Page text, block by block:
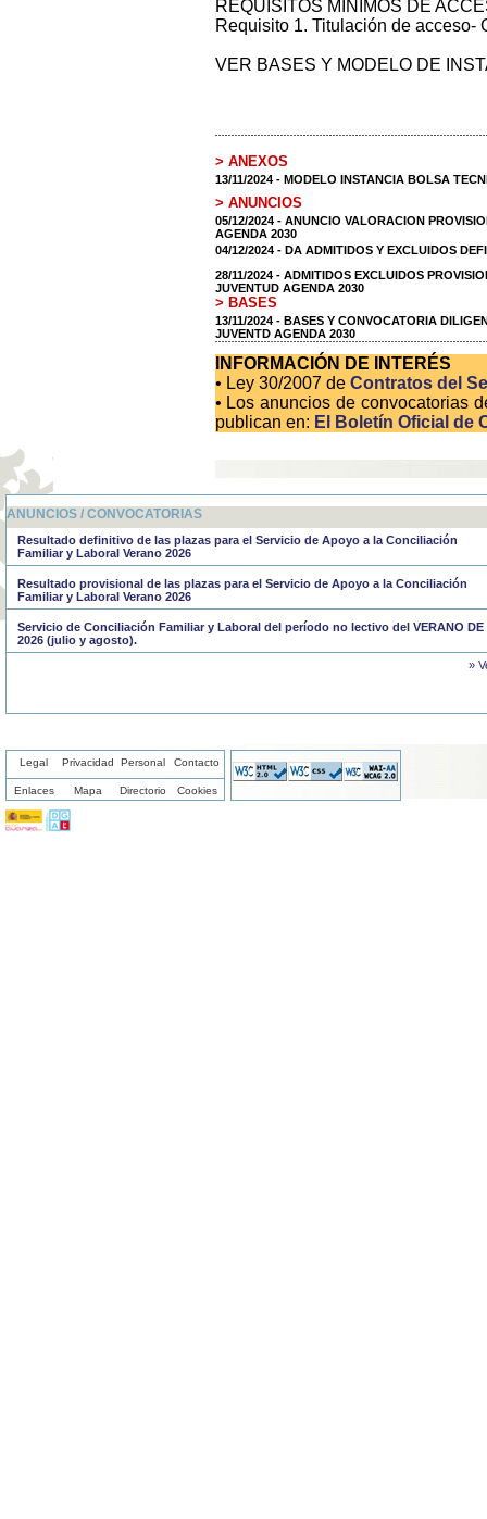
REQUISITOS MÍNIMOS DE
Requisito 1. Titulación de acceso-
VER BASES Y MODELO DE
> ANEXOS
13/11/2024 - MODELO INSTANCIA BOLSA
> ANUNCIOS
05/12/2024 - ANUNCIO VALORACION
AGENDA 2030
04/12/2024 - DA ADMITIDOS Y EXCLUIDOS
28/11/2024 - ADMITIDOS EXCLUIDOS
JUVENTUD AGENDA 2030
> BASES
13/11/2024 - BASES Y CONVOCATORIA
JUVENTD AGENDA 2030
INFORMACIÓN DE INTERÉS
• Ley 30/2007 deContratos del
• Los anuncios de convocatorias
publican en: El Boletín Oficial de
ANUNCIOS / CONVOCATORIAS
Resultado definitivo de las plazas para el Servicio de Apoyo a la Conciliación
Familiar y Laboral Verano 2026
Resultado provisional de las plazas para el Servicio de Apoyo a la Conciliación
Familiar y Laboral Verano 2026
Servicio de Conciliación Familiar y Laboral del período no lectivo del VERANO DE
2026 (julio y agosto).
»
Legal Privacidad Personal Contacto
Enlaces Mapa Directorio Cookies